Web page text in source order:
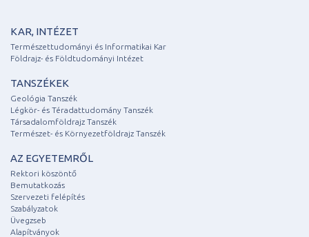
KAR, INTÉZET
Természettudományi és Informatikai Kar
Földrajz- és Földtudományi Intézet
TANSZÉKEK
Geológia Tanszék
Légkör- és Téradattudomány Tanszék
Társadalomföldrajz Tanszék
Természet- és Környezetföldrajz Tanszék
AZ EGYETEMRŐL
Rektori köszöntő
Bemutatkozás
Szervezeti felépítés
Szabályzatok
Üvegzseb
Alapítványok